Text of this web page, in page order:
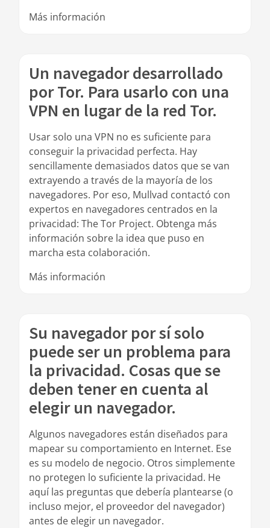
Más información
Un navegador desarrollado
por Tor. Para usarlo con una
VPN en lugar de la red Tor.
Usar solo una VPN no es suficiente para
conseguir la privacidad perfecta. Hay
sencillamente demasiados datos que se van
extrayendo a través de la mayoría de los
navegadores. Por eso, Mullvad contactó con
expertos en navegadores centrados en la
privacidad: The Tor Project. Obtenga más
información sobre la idea que puso en
marcha esta colaboración.
Más información
Su navegador por sí solo
puede ser un problema para
la privacidad. Cosas que se
deben tener en cuenta al
elegir un navegador.
Algunos navegadores están diseñados para
mapear su comportamiento en Internet. Ese
es su modelo de negocio. Otros simplemente
no protegen lo suficiente la privacidad. He
aquí las preguntas que debería plantearse (o
incluso mejor, el proveedor del navegador)
antes de elegir un navegador.